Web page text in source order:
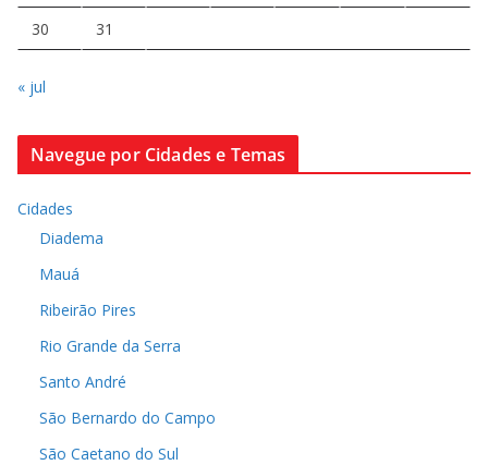
30 31
« jul
Navegue por Cidades e Temas
Cidades
Diadema
Mauá
Ribeirão Pires
Rio Grande da Serra
Santo André
São Bernardo do Campo
São Caetano do Sul